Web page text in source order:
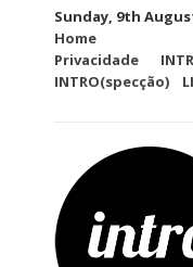
Sunday, 9th
Home
Privacidade
INTRO(specção)